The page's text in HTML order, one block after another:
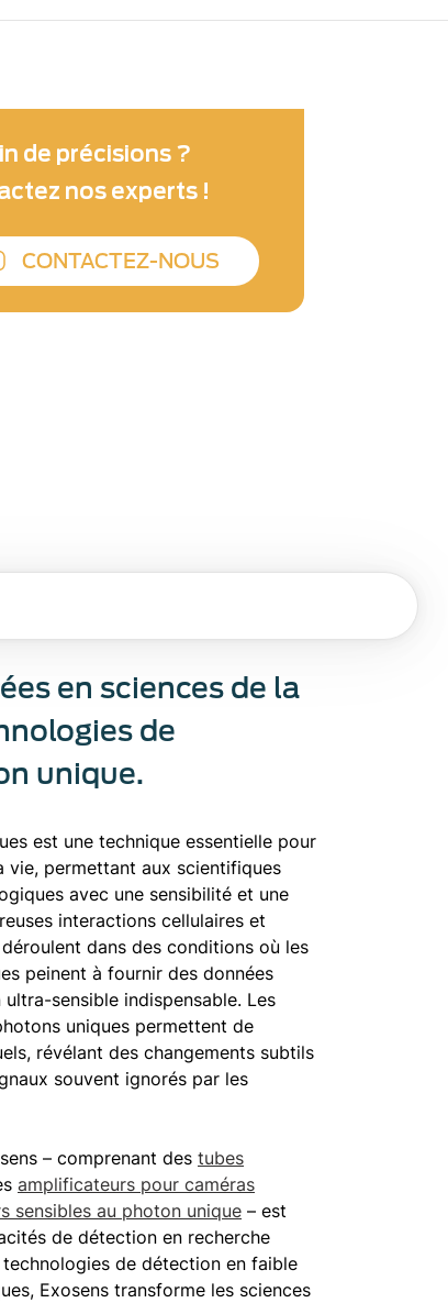
de précisions ?
nos experts !
CONTACTEZ-NOUS
en sciences de la
de
unique.
est une technique essentielle pour
vie, permettant aux scientifiques
avec une sensibilité et une
interactions cellulaires et
dans des conditions où les
peinent à fournir des données
sensible indispensable. Les
uniques permettent de
révélant des changements subtils
souvent ignorés par les
– comprenant des tubes
amplificateurs pour caméras
sensibles au photon unique – est
de détection en recherche
de détection en faible
Exosens transforme les sciences